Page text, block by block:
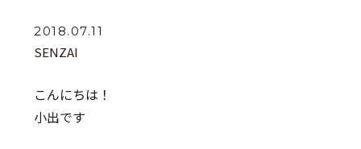
2018.07.11
SENZAI
こんにちは！
小出です